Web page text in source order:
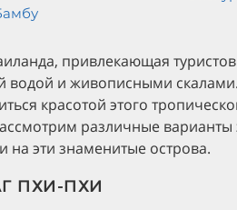
привлекающая
и живописными
красотой этого
различные варианты
на эти знаменитые острова.
ПХИ-ПХИ